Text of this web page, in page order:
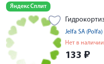
Яндекс Сплит
Jelfa SA (Polfa)
Нет в наличии
133 ₽